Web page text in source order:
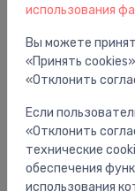
Вам
использования
Вы можете
«Принять
«Отклонить
Если
«Отклонить
технические
обеспечения
использования